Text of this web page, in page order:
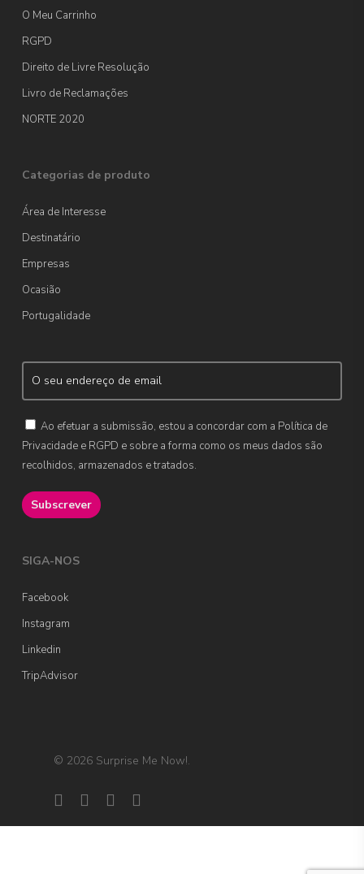
O Meu Carrinho
RGPD
Direito de Livre Resolução
Livro de Reclamações
NORTE 2020
Categorias de produto
Área de Interesse
Destinatário
Empresas
Ocasião
Portugalidade
Ao efetuar a submissão, estou a concordar com a Política de
Privacidade e RGPD e sobre a forma como os meus dados são
recolhidos, armazenados e tratados.
SIGA-NOS
Facebook
Instagram
Linkedin
TripAdvisor
© 2026 Surprise Me Now!.
facebooklinkedininstagramtripadvisor